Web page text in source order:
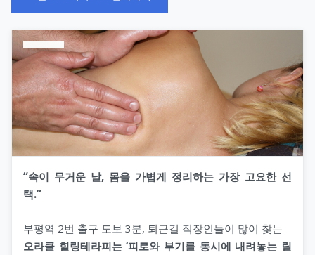
“속이 무거운 날, 몸을 가볍게 정리하는 가장 고요한 선
택.”
부평역 2번 출구 도보 3분, 퇴근길 직장인들이 많이 찾는
오라클 힐링테라피는 ‘피로와 부기를 동시에 내려놓는 릴